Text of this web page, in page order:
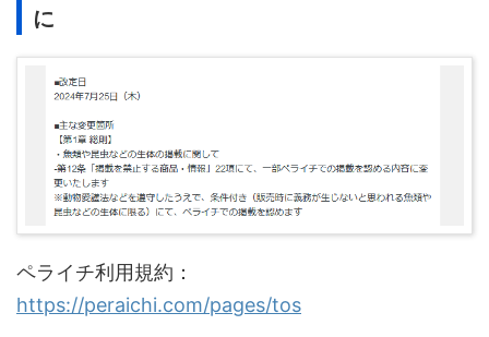
に
ペライチ利用規約：
https://peraichi.com/pages/tos